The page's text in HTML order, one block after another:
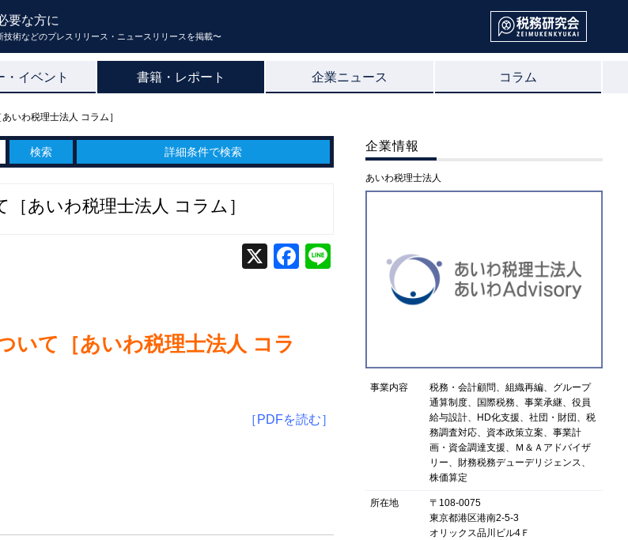
要な方に
術などのプレスリリース・ニュースリリースを掲載〜
・イベント 書籍・レポート 企業ニュース コラム
いわ税理士法人 コラム］
詳細条件で検索
あいわ税理士法人 コラム］
いて［あいわ税理士法人 コラ
［PDFを読む］
企業情報
あいわ税理士法人
事業内容
税務・会計顧問、組織再編、グループ
通算制度、国際税務、事業承継、役員
給与設計、HD化支援、社団・財団、税
務調査対応、資本政策立案、事業計
画・資金調達支援、Ｍ＆Ａアドバイザ
リー、財務税務デューデリジェンス、
株価算定
所在地
〒108-0075
東京都港区港南2-5-3
オリックス品川ビル4Ｆ